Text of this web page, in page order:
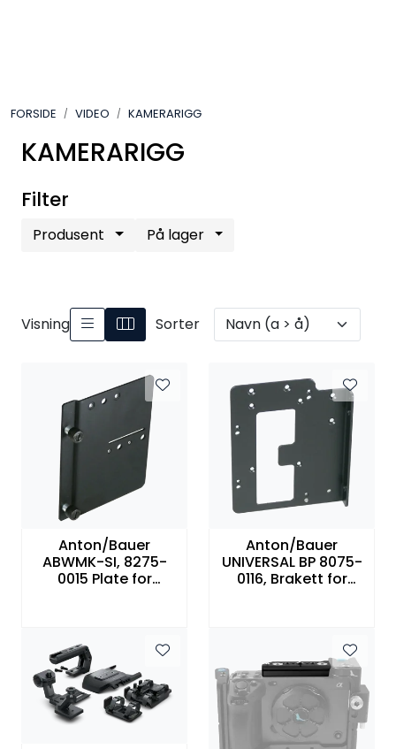
FORSIDE VIDEO KAMERARIGG
KAMERARIGG
Filter
Produsent På lager
Visning Sorter
Anton/Bauer
ABWMK-SI, 8275-
0015 Plate for
Anton/Bauer
UNIVERSAL BP 8075-
0116, Brakett for
LYD
AKTUELT
SAMTALEROM